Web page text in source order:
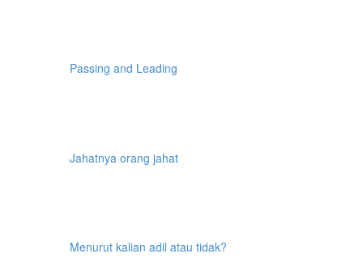
Passing and Leading
Jahatnya orang jahat
Menurut kalian adil atau tidak?